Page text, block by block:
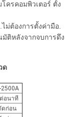
ครคอมพิวเตอร์ ตั้ง
ม่ต้องการตั้งค่ามือ.
ติหลังจากจบการดึง
ด
2500A
อนาที
ดก่อน